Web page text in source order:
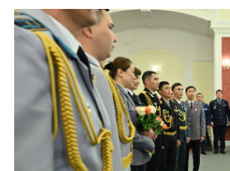
Услуги
Антикоррупционные меры
Государственные символы